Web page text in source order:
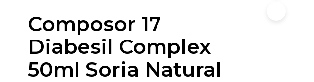
Composor 17
Diabesil Complex
50ml Soria Natural